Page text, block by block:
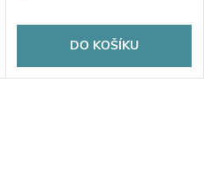
DO KOŠÍKU